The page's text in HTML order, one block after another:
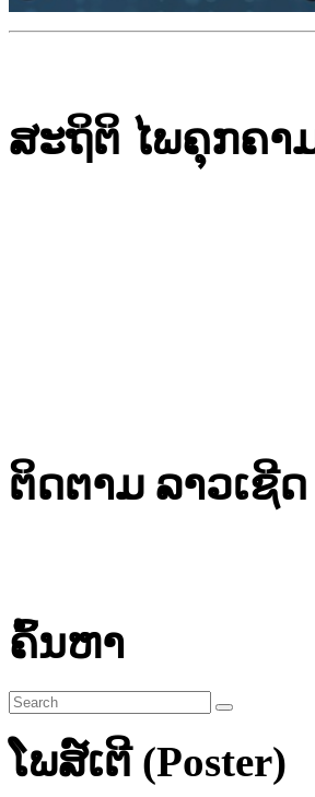
ສະຖິຕິ ໄພຄຸກຄາ
ຕິດຕາມ ລາວເຊີດ
ຄົ້ນຫາ
ໂພສ໌ເຕີ (Poster)